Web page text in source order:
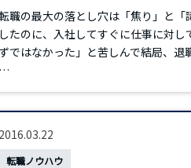
職の最大の落とし穴は「焦り」と「
したのに、入社してすぐに仕事に対
ではなかった」と苦しんで結局、退
…
2016.03.22
転職ノウハウ